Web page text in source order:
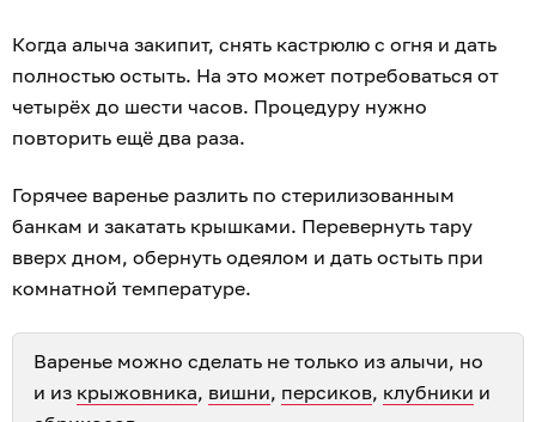
Когда алыча закипит, снять кастрюлю с огня и дать
полностью остыть. На это может потребоваться от
четырёх до шести часов. Процедуру нужно
повторить ещё два раза.
Горячее варенье разлить по стерилизованным
банкам и закатать крышками. Перевернуть тару
вверх дном, обернуть одеялом и дать остыть при
комнатной температуре.
Варенье можно сделать не только из алычи, но
и из крыжовника, вишни, персиков, клубники и